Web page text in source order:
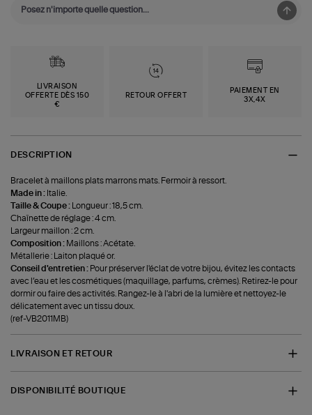
LIVRAISON
OFFERTE DÈS 150
€
RETOUR OFFERT
PAIEMENT EN
3X,4X
DESCRIPTION
Bracelet à maillons plats marrons mats. Fermoir à ressort.
Made in : Italie.
Taille & Coupe :
Longueur : 18,5 cm.
Chaînette de réglage : 4 cm.
Largeur maillon : 2 cm.
Composition : Maillons : Acétate.
Métallerie : Laiton plaqué or.
Conseil d'entretien : Pour préserver l'éclat de votre bijou, évitez les contacts
avec l’eau et les cosmétiques (maquillage, parfums, crèmes). Retirez-le pour
dormir ou faire des activités. Rangez-le à l'abri de la lumière et nettoyez-le
délicatement avec un tissu doux.
(ref-VB2011MB)
LIVRAISON ET RETOUR
DISPONIBILITÉ BOUTIQUE